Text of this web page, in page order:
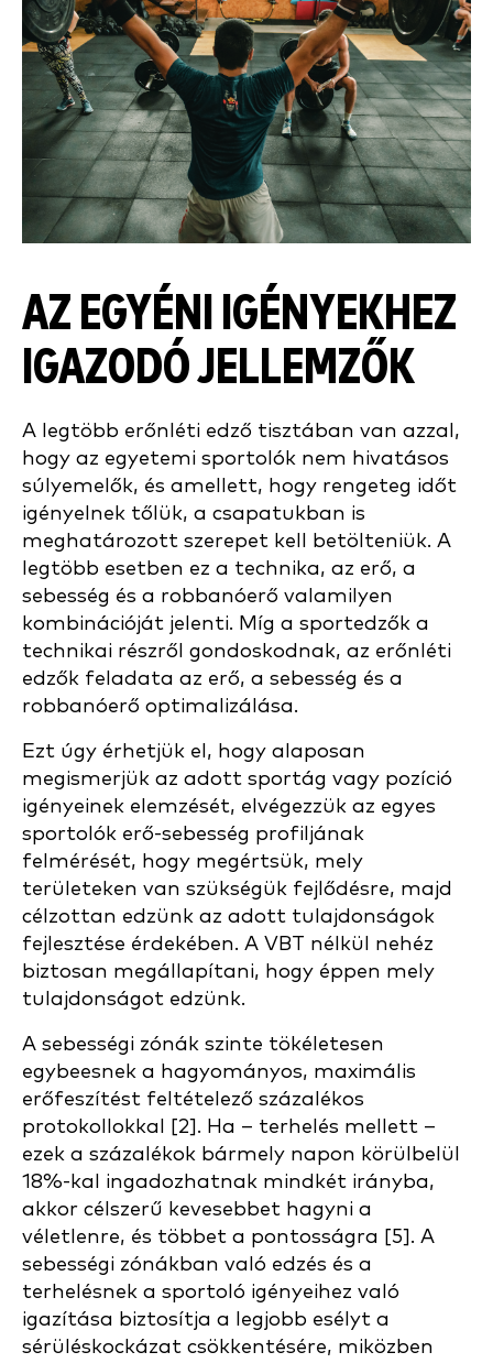
AZ EGYÉNI IGÉNYEKHEZ
IGAZODÓ JELLEMZŐK
A legtöbb erőnléti edző tisztában van azzal,
hogy az egyetemi sportolók nem hivatásos
súlyemelők, és amellett, hogy rengeteg időt
igényelnek tőlük, a csapatukban is
meghatározott szerepet kell betölteniük. A
legtöbb esetben ez a technika, az erő, a
sebesség és a robbanóerő valamilyen
kombinációját jelenti. Míg a sportedzők a
technikai részről gondoskodnak, az erőnléti
edzők feladata az erő, a sebesség és a
robbanóerő optimalizálása.
Ezt úgy érhetjük el, hogy alaposan
megismerjük az adott sportág vagy pozíció
igényeinek elemzését, elvégezzük az egyes
sportolók erő-sebesség profiljának
felmérését, hogy megértsük, mely
területeken van szükségük fejlődésre, majd
célzottan edzünk az adott tulajdonságok
fejlesztése érdekében. A VBT nélkül nehéz
biztosan megállapítani, hogy éppen mely
tulajdonságot edzünk.
A sebességi zónák szinte tökéletesen
egybeesnek a hagyományos, maximális
erőfeszítést feltételező százalékos
protokollokkal [2]. Ha – terhelés mellett –
ezek a százalékok bármely napon körülbelül
18%-kal ingadozhatnak mindkét irányba,
akkor célszerű kevesebbet hagyni a
véletlenre, és többet a pontosságra [5]. A
sebességi zónákban való edzés és a
terhelésnek a sportoló igényeihez való
igazítása biztosítja a legjobb esélyt a
sérüléskockázat csökkentésére, miközben